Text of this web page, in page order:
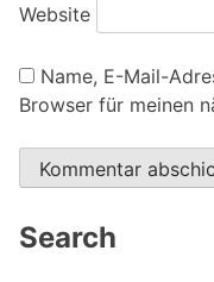
Website
Name, E-Mail-
Browser für meinen
Alternative:
Search